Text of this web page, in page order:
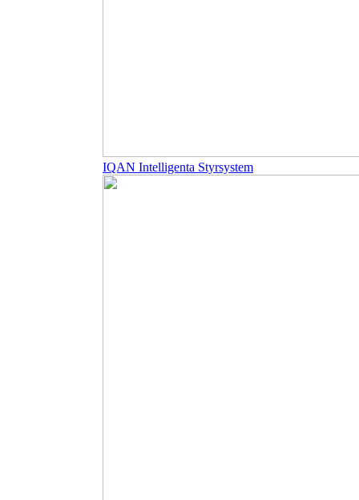
IQAN Intelligenta Styrsystem